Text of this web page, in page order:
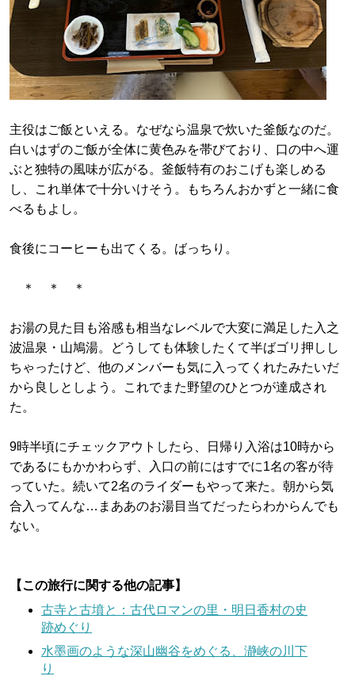
主役はご飯といえる。なぜなら温泉で炊いた釜飯なのだ。
白いはずのご飯が全体に黄色みを帯びており、口の中へ運
ぶと独特の風味が広がる。釜飯特有のおこげも楽しめる
し、これ単体で十分いけそう。もちろんおかずと一緒に食
べるもよし。
食後にコーヒーも出てくる。ばっちり。
＊ ＊ ＊
お湯の見た目も浴感も相当なレベルで大変に満足した入之
波温泉・山鳩湯。どうしても体験したくて半ばゴリ押しし
ちゃったけど、他のメンバーも気に入ってくれたみたいだ
から良しとしよう。これでまた野望のひとつが達成され
た。
9時半頃にチェックアウトしたら、日帰り入浴は10時から
であるにもかかわらず、入口の前にはすでに1名の客が待
っていた。続いて2名のライダーもやって来た。朝から気
合入ってんな…まああのお湯目当てだったらわからんでも
ない。
【この旅行に関する他の記事】
古寺と古墳と：古代ロマンの里・明日香村の史
跡めぐり
水墨画のような深山幽谷をめぐる、瀞峡の川下
り